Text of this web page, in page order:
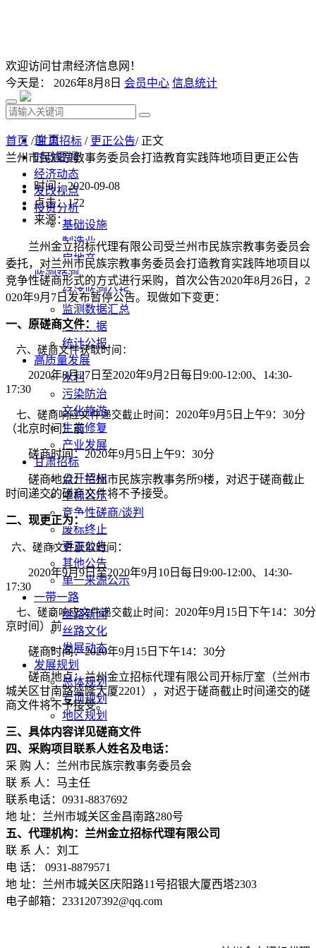
欢迎访问甘肃经济信息网！
今天是： 2026年8月8日 会员中心 信息统计
首 页
时政要闻
经济动态
发改视点
投资分析
基础设施
制造业
房地产
监测预测
经济监测分析
监测数据汇总
经济数据
统计公报
高质量发展
水利
污染防治
文化旅游
生态修复
产业发展
甘肃招标
公开招标
中标公示
竞争性磋商/谈判
废标终止
更正公告
其他公告
单一来源公示
一带一路
丝路新闻
丝路文化
发展动态
发展规划
总体规划
专项规划
地区规划
计划报告
研究院动态
首页 /甘肃招标 / 更正公告/ 正文
兰州市民族宗教事务委员会打造教育实践阵地项目更正公告
时间：2020-09-08
点击：172
来源：
兰州金立招标代理有限公司受兰州市民族宗教事务委员会
委托，对兰州市民族宗教事务委员会打造教育实践阵地项目以
竞争性磋商形式的方式进行采购，首次公告2020年8月26日，2
020年9月7日发布暂停公告。现做如下变更：
一、 原磋商文件：
六、 磋商文件获取时间：
2020年8月27日至2020年9月2日每日9:00-12:00、14:30-
17:30
七、磋商响应文件递交截止时间 ： 2020年9月 5日上午9：30分
（北京时间）前
磋商时间：2020年9月 5 日上午9：30分
磋商地点：兰州市民族宗教事务所9楼，对迟于磋商截止
时间递交的磋商文件将不予接受。
二、 现更正为：
六、 磋商文件获取时间 ：
2020年9月9日至2020年9月 10 日每日 9:00-12:00、14:30-
17:30
七、磋商响应文件递交截止时间： 2020年9月 15日下午14： 30分
京时间）前
磋商时间：2020年9月 15 日下午14：30分
磋商地点：兰州金立招标代理有限公司开标厅室（兰州市
城关区甘南路盛隆大厦2201），对迟于磋商截止时间递交的磋
商文件将不予接受。
三、具体内容详见磋商文件
四、采购项目联系人姓名及电话：
采 购 人：兰州市民族宗教事务委员会
联 系 人：马主任
联系电话： 0931-8837692
地 址：兰州市城关区金昌南路280号
五、代理机构：兰州金立招标代理有限公司
联 系 人：刘工
电 话： 0931-8879571
地 址：兰州市城关区庆阳路11号招银大厦西塔2303
电子邮箱： 2331207392@qq.com